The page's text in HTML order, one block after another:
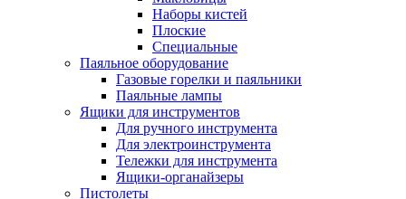
Наборы кистей
Плоские
Специальные
Паяльное оборудование
Газовые горелки и паяльники
Паяльные лампы
Ящики для инструментов
Для ручного инструмента
Для электроинструмента
Тележки для инструмента
Ящики-органайзеры
Пистолеты